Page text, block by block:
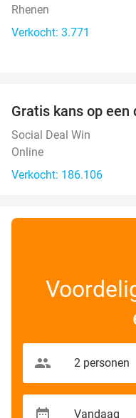
Rhenen
Verkocht: 3.771
Gratis kans op
Social Deal Win
Online
Verkocht: 186.106